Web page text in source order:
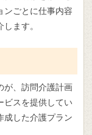
ンごとに仕事内容
ます。
が、訪問介護計画
ビスを提供してい
成した介護プラン